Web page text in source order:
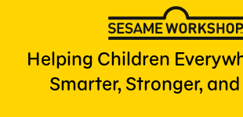
Helping Children
Smarter, Stronger,